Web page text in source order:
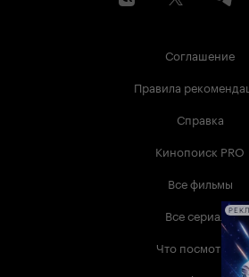
Соглашение
Правила
Справка
Кинопоиск PRO
Все фильмы
Все сериалы
Что посмотреть